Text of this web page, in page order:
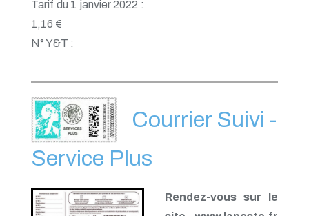
Tarif du 1 janvier 2022 :
1,16 €
N° Y&T :
Courrier Suivi -
Service Plus
Rendez-vous sur le